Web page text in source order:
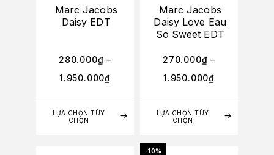
LỰA CHỌN TÙY
CHỌN
Marc Jacobs
Daisy EDT
280.000₫ –
1.950.000₫
LỰA CHỌN TÙY
CHỌN
Marc Jacobs
Daisy Love Eau
So Sweet EDT
270.000₫ –
1.950.000₫
-10%